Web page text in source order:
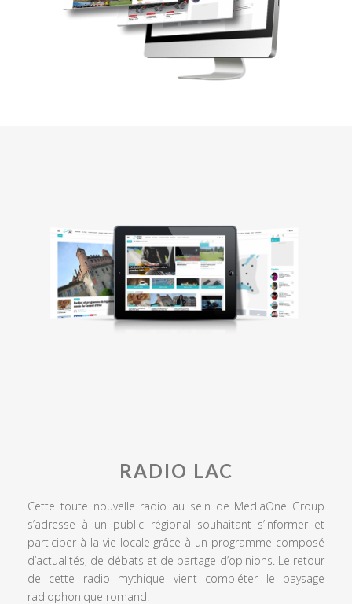
RADIO LAC
Cette toute nouvelle radio au sein de MediaOne Group
s’adresse à un public régional souhaitant s’informer et
participer à la vie locale grâce à un programme composé
d’actualités, de débats et de partage d’opinions. Le retour
de cette radio mythique vient compléter le paysage
radiophonique romand.